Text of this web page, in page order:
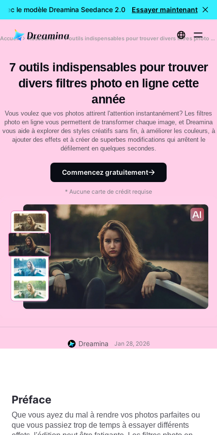
le modèle Dreamina Seedance 2.0 Création de vidéos
Essayer maintenant
Accueil Ressource 7 outils indispensables pour trouver divers filtres photo en ligne cette année
7 outils indispensables pour trouver
divers filtres photo en ligne cette
année
Vous voulez que vos photos attirent l'attention instantanément? Les filtres
photo en ligne vous permettent de transformer chaque image, et Dreamina
vous aide à explorer des styles créatifs sans fin, à améliorer les couleurs, à
ajouter des effets et à créer de superbes modifications qui arrêtent le
défilement en quelques secondes.
Commencez gratuitement
* Aucune carte de crédit requise
Dreamina Jan 28, 2026
Préface
Que vous ayez du mal à rendre vos photos parfaites ou
que vous passiez trop de temps à essayer différents